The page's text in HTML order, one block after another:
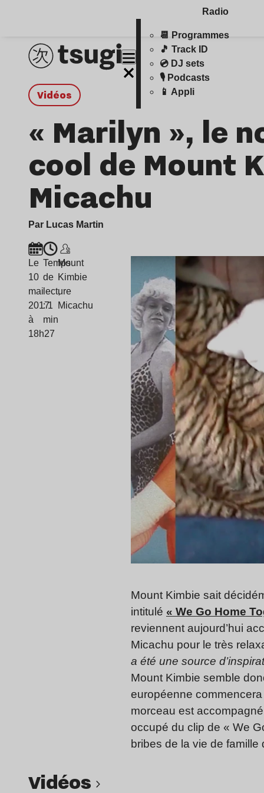
Radio
📆 Programmes
🎵 Track ID
💿 DJ sets
🎙️ Podcasts
📱 Appli
Vidéos
« Marilyn », le
cool de Mount
Micachu
Par Lucas Martin
Le
10
mai
2017
à
18h27
Temps
de
lecture
: 1
min
Mount
Kimbie
,
Micachu
Mount Kimbie sait
intitulé « We Go Home
reviennent aujourd’hui
Micachu pour le très
a été une source
Mount Kimbie semble
européenne
morceau est
occupé du clip de « We
bribes de la vie de famille
Vidéos